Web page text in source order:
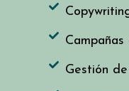
Gestión